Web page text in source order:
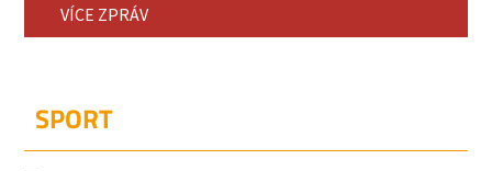
VÍCE ZPRÁV
SPORT